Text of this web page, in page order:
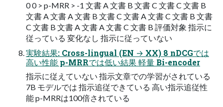
0 0 > p-MRR > -1 文書 A 文書 B 文書 C 文書 C 文書 B
文書 A 文書 A 文書 B 文書 C 文書 A 文書 C 文書 B 文書
C 文書 B 文書 A 文書 A 文書 C 文書 B 評価対象 指示に
従っている 変化なし 指示に従っていない
実験結果: Cross-lingual (EN → XX) 8 nDCGでは
高い性能 p-MRRでは低い結果 軽量 Bi-encoder
指示に従えていない 指示文章での学習がされている
7B モデルでは 指示追従できている 高い指示追従性
能 p-MRRは100倍されている